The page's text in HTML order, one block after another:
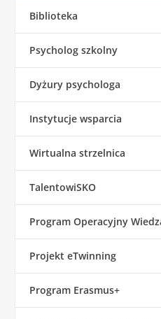
Biblioteka
Psycholog szkolny
Dyżury psychologa
Instytucje wsparcia
Wirtualna strzelnica
TalentowiSKO
Program Operacyjny
Projekt eTwinning
Program Erasmus+